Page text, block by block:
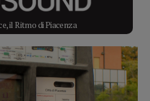
il Ritmo di Piacenza